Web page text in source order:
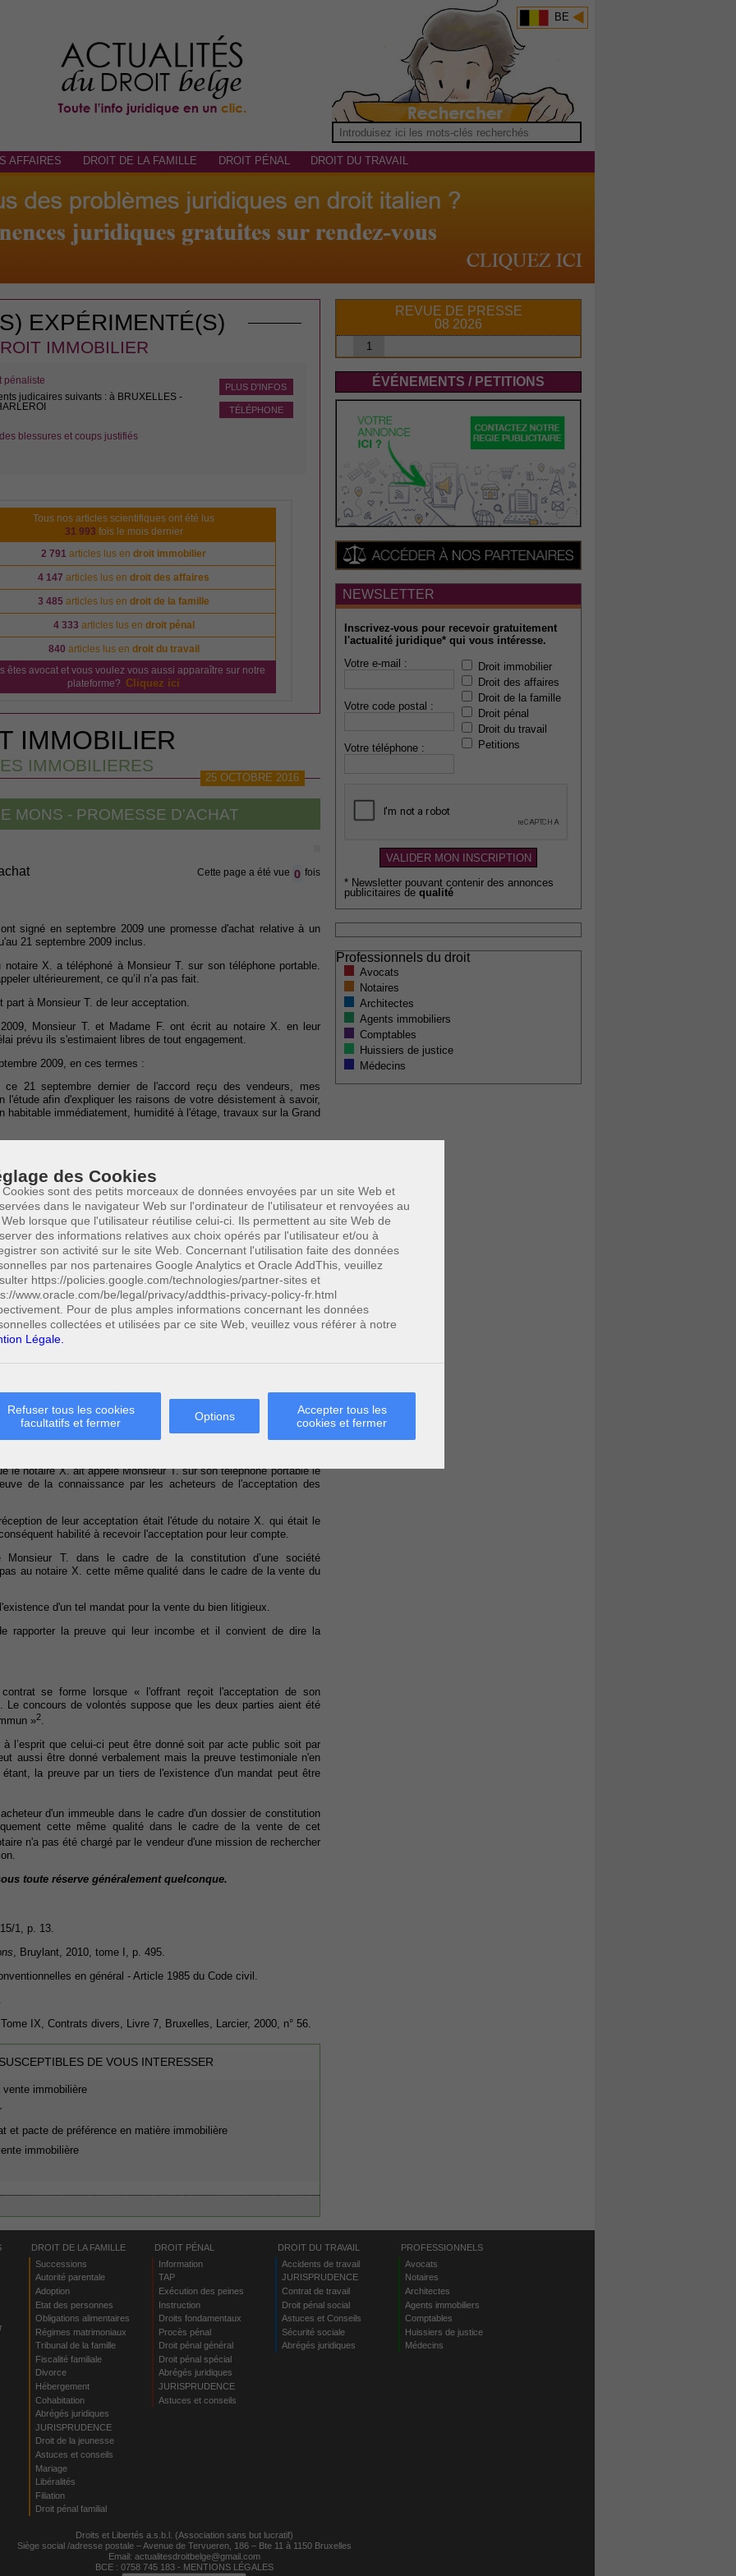
des Cookies
Cookies sont des petits morceaux de données envoyées par un site Web et
dans le navigateur Web sur l'ordinateur de l'utilisateur et renvoyées au
lorsque que l'utilisateur réutilise celui-ci. Ils permettent au site Web de
des informations relatives aux choix opérés par l'utilisateur et/ou à
son activité sur le site Web. Concernant l'utilisation faite des données
par nos partenaires Google Analytics et Oracle AddThis, veuillez
https://policies.google.com/technologies/partner-sites et
www.oracle.com/be/legal/privacy/addthis-privacy-policy-fr.html
Pour de plus amples informations concernant les données
collectées et utilisées par ce site Web, veuillez vous référer à notre
Légale.
Refuser tous les cookies
facultatifs et fermer
Options
Accepter tous les
cookies et fermer
BE
AFFAIRES DROIT DE LA FAMILLE DROIT PÉNAL DROIT DU TRAVAIL
EXPÉRIMENTÉ(S)
IMMOBILIER
PLUS D'INFOS
TÉLÉPHONE
pénaliste
judicaires suivants : à BRUXELLES -
blessures et coups justifiés
Tous nos articles scientifiques ont été lus
31 993 fois le mois dernier
2 791 articles lus endroit immobilier
4 147 articles lus endroit des affaires
3 485 articles lus endroit de la famille
4 333 articles lus en droit pénal
840 articles lus en droit du travail
êtes avocat et vous voulez vous aussi apparaître sur notre
plateforme? Cliquez ici
IMMOBILIER
IMMOBILIERES
25 OCTOBRE 2016
MONS - PROMESSE D'ACHAT
Cette page a été vue 0 fois
signé en septembre 2009 une promesse d'achat relative à un
21 septembre 2009 inclus.
X. a téléphoné à Monsieur T. sur son téléphone portable.
ultérieurement, ce qu’il n’a pas fait.
part à Monsieur T. de leur acceptation.
Monsieur T. et Madame F. ont écrit au notaire X. en leur
prévu ils s'estimaient libres de tout engagement.
2009, en ces termes :
21 septembre dernier de l'accord reçu des vendeurs, mes
l'étude afin d'expliquer les raisons de votre désistement à savoir,
habitable immédiatement, humidité à l'étage, travaux sur la Grand
par le notaire à signer le compromis de vente.
la teneur de leur courrier du 22 septembre 2009.
ont sollicité la condamnation des acheteurs à passer l'acte
qu'à défaut le jugement vaudra acte de vente.
Monsieur T. et Madame F. au paiement du prix convenu, soit la
euros à titre de dommages et intérêts et de la somme de
d'amende.
que l'acceptation des vendeurs leur a été notifiée et, d'autre
de sorte qu’il n’aurait pu ainsi réceptionner valablement
d’achat du 7 septembre 2009 que Monsieur T. et Madame F. ont
le prix de 110.000 euros, l’immeuble litigieux. Il y est, en outre,
connaissance du fait que l'acceptation de la promesse dans le
vente et les oblige à signer l'acte authentique de vente et le
déposée en temps utile auprès du notaire X, mandataire des
le notaire X. ait appelé Monsieur T. sur son téléphone portable le
de la connaissance par les acheteurs de l'acceptation des
de leur acceptation était l'étude du notaire X. qui était le
habilité à recevoir l'acceptation pour leur compte.
T. dans le cadre de la constitution d’une société
au notaire X. cette même qualité dans le cadre de la vente du
d'un tel mandat pour la vente du bien litigieux.
rapporter la preuve qui leur incombe et il convient de dire la
se forme lorsque « l'offrant reçoit l'acceptation de son
concours de volontés suppose que les deux parties aient été
»2.
l’esprit que celui-ci peut être donné soit par acte public soit par
aussi être donné verbalement mais la preuve testimoniale n'en
la preuve par un tiers de l'existence d'un mandat peut être
d'un immeuble dans le cadre d'un dossier de constitution
cette même qualité dans le cadre de la vente de cet
n'a pas été chargé par le vendeur d'une mission de rechercher
toute réserve généralement quelconque.
1, p. 13.
, Bruylant, 2010, tome I, p. 495.
en général - Article 1985 du Code civil.
Tome IX, Contrats divers, Livre 7, Bruxelles, Larcier, 2000, n° 56.
DE VOUS INTERESSER
immobilière
et pacte de préférence en matière immobilière
immobilière
REVUE DE PRESSE
08 2026
1
ÉVÉNEMENTS / PETITIONS
NEWSLETTER
Inscrivez-vous pour recevoir gratuitement
l'actualité juridique* qui vous intéresse.
Votre e-mail :
Votre code postal :
Votre téléphone :
Droit immobilier
Droit des affaires
Droit de la famille
Droit pénal
Droit du travail
Petitions
* Newsletter pouvant contenir des annonces
publicitaires de qualité
Professionnels du droit
Avocats
Notaires
Architectes
Agents immobiliers
Comptables
Huissiers de justice
Médecins
DROIT DE LA FAMILLE
Successions
Autorité parentale
Adoption
Etat des personnes
Obligations alimentaires
Régimes matrimoniaux
Tribunal de la famille
Fiscalité familiale
Divorce
Hébergement
Cohabitation
Abrégés juridiques
JURISPRUDENCE
Droit de la jeunesse
Astuces et conseils
Mariage
Libéralités
Filiation
Droit pénal familial
DROIT PÉNAL
Information
TAP
Exécution des peines
Instruction
Droits fondamentaux
Procès pénal
Droit pénal général
Droit pénal spécial
Abrégés juridiques
JURISPRUDENCE
Astuces et conseils
DROIT DU TRAVAIL
Accidents de travail
JURISPRUDENCE
Contrat de travail
Droit pénal social
Astuces et Conseils
Sécurité sociale
Abrégés juridiques
PROFESSIONNELS
Avocats
Notaires
Architectes
Agents immobiliers
Comptables
Huissiers de justice
Médecins
Droits et Libertés a.s.b.l. (Association sans but lucratif)
Siège social /adresse postale – Avenue de Tervueren, 186 – Bte 11 à 1150 Bruxelles
Email: actualitesdroitbelge@gmail.com
BCE : 0758 745 183 - MENTIONS LÉGALES